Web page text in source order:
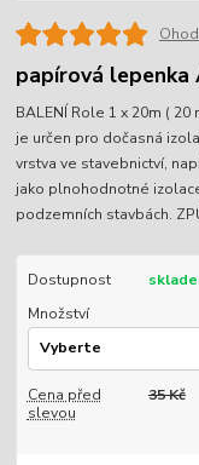
papírová lepenka
BALENÍ Role 1 x 20m ( 20
je určen pro dočasná
vrstva ve stavebnictví,
jako plnohodnotné
podzemních stavbách.
Dostupnost
Množství
Cena před
slevou
35 Kč